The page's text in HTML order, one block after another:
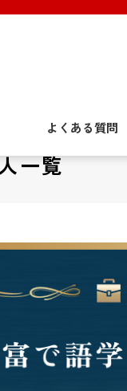
よくある質問
一覧